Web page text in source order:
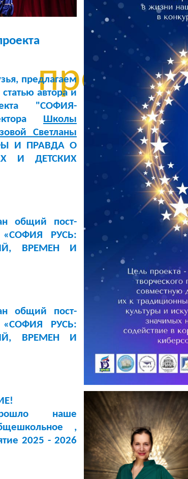
без
предлагаем
автора и
"СОФИЯ-
Школы
Светланы
И ПРАВДА О
И ДЕТСКИХ
общий пост-
«СОФИЯ РУСЬ:
ВРЕМЕН И
общий пост-
«СОФИЯ РУСЬ:
ВРЕМЕН И
наше
,
2025 - 2026